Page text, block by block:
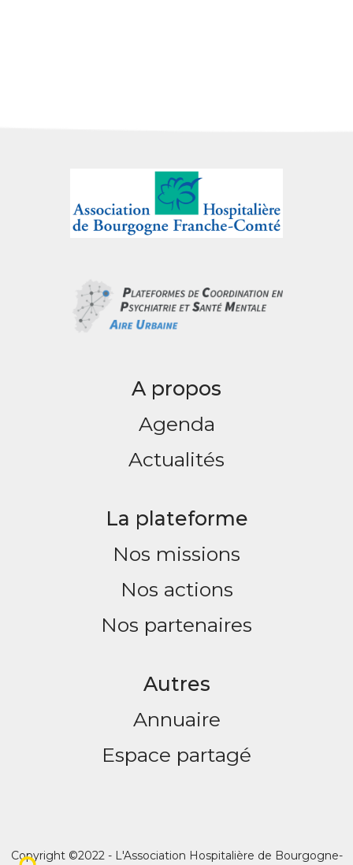
A propos
Agenda
Actualités
La plateforme
Nos missions
Nos actions
Nos partenaires
Autres
Annuaire
Espace partagé
Copyright ©2022 - L'Association Hospitalière de Bourgogne-